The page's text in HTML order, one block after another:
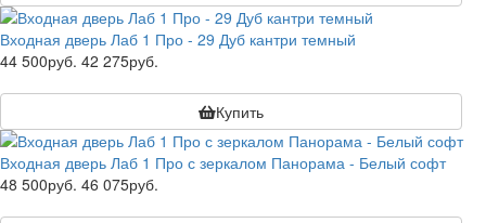
Входная дверь Лаб 1 Про - 29 Дуб кантри темный
44 500руб. 42 275руб.
Купить
Входная дверь Лаб 1 Про с зеркалом Панорама - Белый софт
48 500руб. 46 075руб.